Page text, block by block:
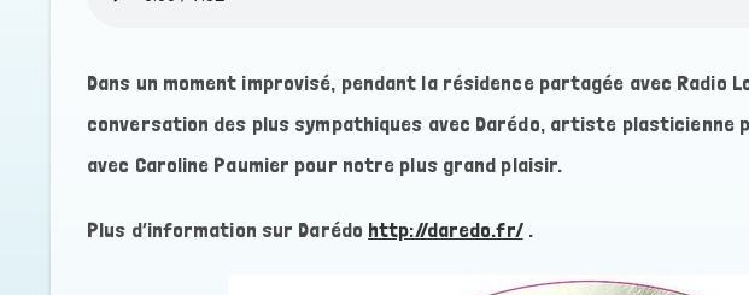
Dans un moment improvisé, pendant la résidence partagée avec Radio
conversation des plus sympathiques avec Darédo, artiste
avec Caroline Paumier pour notre plus grand plaisir.
Plus d’information sur Darédo http://daredo.fr/.